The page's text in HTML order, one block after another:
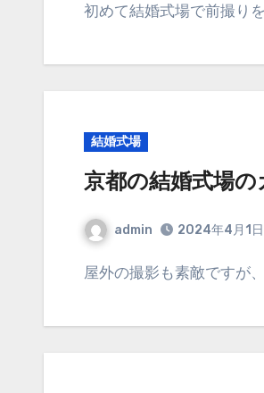
初めて結婚式場で前撮
結婚式場
京都の結婚式場
admin 2024年4月1日
屋外の撮影も素敵です